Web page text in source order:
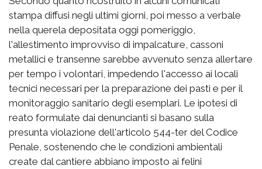
stampa diffusi negli ultimi giorni, poi messo a verbale
nella querela depositata oggi pomeriggio,
l'allestimento improvviso di impalcature, cassoni
metallici e transenne sarebbe avvenuto senza allertare
per tempo i volontari, impedendo l'accesso ai locali
tecnici necessari per la preparazione dei pasti e per il
monitoraggio sanitario degli esemplari. Le ipotesi di
reato formulate dai denuncianti si basano sulla
presunta violazione dell'articolo 544-ter del Codice
Penale, sostenendo che le condizioni ambientali
create dal cantiere abbiano imposto ai felini